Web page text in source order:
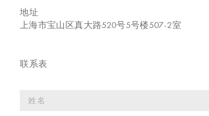
地址
上海市宝山区真大路520号5号楼507-2室
联系表